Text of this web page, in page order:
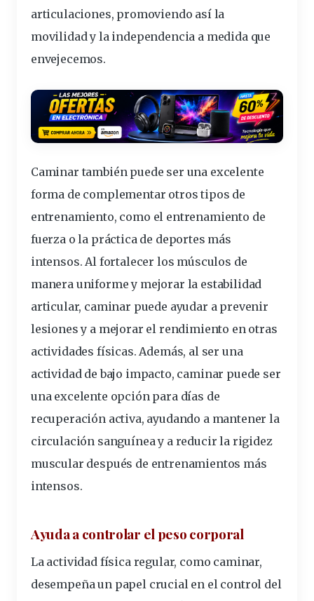
articulaciones, promoviendo así la
movilidad y la independencia a medida que
envejecemos.
Caminar también puede ser una excelente
forma de complementar otros tipos de
entrenamiento, como el entrenamiento de
fuerza o la práctica de deportes más
intensos. Al fortalecer los músculos de
manera uniforme y mejorar la estabilidad
articular, caminar puede ayudar a prevenir
lesiones y a mejorar el rendimiento en otras
actividades físicas. Además, al ser una
actividad de bajo impacto, caminar puede ser
una excelente opción para días de
recuperación activa, ayudando a mantener la
circulación sanguínea y a reducir la rigidez
muscular después de entrenamientos más
intensos.
Ayuda a controlar el peso corporal
La actividad física regular, como caminar,
desempeña un papel crucial en el control del